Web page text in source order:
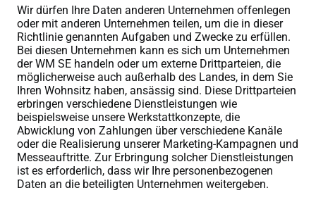
Wir dürfen Ihre Daten anderen Unternehmen offenlegen
oder mit anderen Unternehmen teilen, um die in dieser
Richtlinie genannten Aufgaben und Zwecke zu erfüllen.
Bei diesen Unternehmen kann es sich um Unternehmen
der WM SE handeln oder um externe Drittparteien, die
möglicherweise auch außerhalb des Landes, in dem Sie
Ihren Wohnsitz haben, ansässig sind. Diese Drittparteien
erbringen verschiedene Dienstleistungen wie
beispielsweise unsere Werkstattkonzepte, die
Abwicklung von Zahlungen über verschiedene Kanäle
oder die Realisierung unserer Marketing-Kampagnen und
Messeauftritte. Zur Erbringung solcher Dienstleistungen
ist es erforderlich, dass wir Ihre personenbezogenen
Daten an die beteiligten Unternehmen weitergeben.